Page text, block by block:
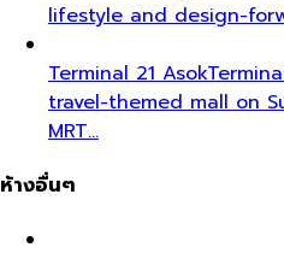
lifestyle and design-
Terminal 21 Asok
travel-themed mall on
MRT…
ห้างอื่นๆ